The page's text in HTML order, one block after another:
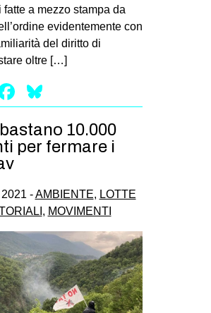
fatte a mezzo stampa da
evidentemente con
del diritto di
oltre […]
Facebook
10.000
per fermare i
-AMBIENTE, LOTTE
, MOVIMENTI